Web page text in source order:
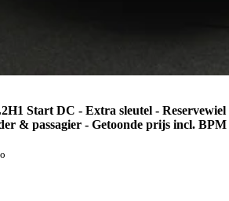
Start DC - Extra sleutel - Reservewiel
& passagier - Getoonde prijs incl. BPM